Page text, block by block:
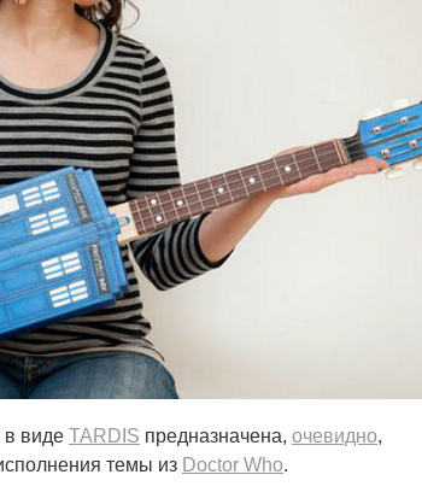
в виде TARDIS предназначена, очевидно,
темы из Doctor Who.